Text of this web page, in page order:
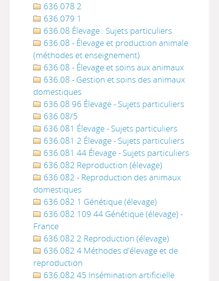
636.078 2
636.079 1
636.08 Élevage : Sujets particuliers
636.08 - Élevage et production animale
(méthodes et enseignement)
636.08 - Élevage et soins aux animaux
636.08 - Gestion et soins des animaux
domestiques
636.08 96 Élevage - Sujets particuliers
636.08/5
636.081 Élevage - Sujets particuliers
636.081 2 Élevage - Sujets particuliers
636.081 44 Élevage - Sujets particuliers
636.082 Reproduction (élevage)
636.082 - Reproduction des animaux
domestiques
636.082 1 Génétique (élevage)
636.082 109 44 Génétique (élevage) -
France
636.082 2 Reproduction (élevage)
636.082 4 Méthodes d'élevage et de
reproduction
636.082 45 Insémination artificielle